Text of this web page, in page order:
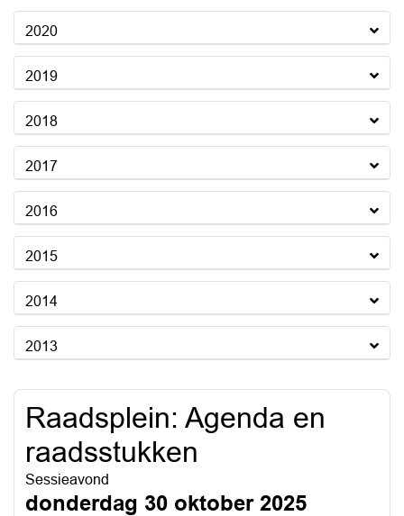
2020
2019
2018
2017
2016
2015
2014
2013
Raadsplein: Agenda en
raadsstukken
Sessieavond
donderdag 30 oktober 2025